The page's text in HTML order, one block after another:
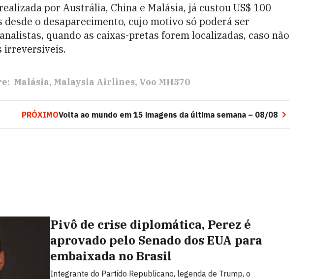
por Austrália, China e Malásia, já custou US$ 100
desde o desaparecimento, cujo motivo só poderá ser
quando as caixas-pretas forem localizadas, caso não
irreversíveis.
Malásia Malaysia Airlines Voo MH370
PRÓXIMOVolta ao mundo em 15 imagens da última semana – 08/08
Pivô de crise diplomática, Perez é
aprovado pelo Senado dos EUA para
embaixada no Brasil
Integrante do Partido Republicano, legenda de Trump, o